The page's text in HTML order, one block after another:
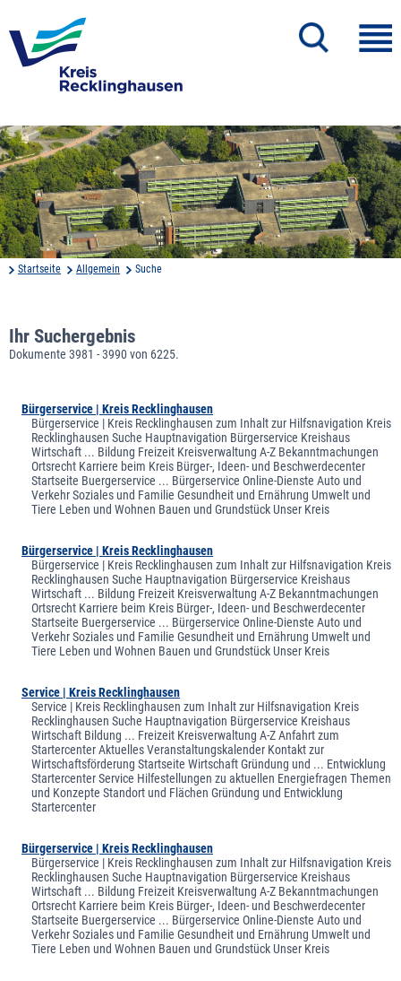
Startseite Allgemein Suche
Ihr Suchergebnis
Dokumente 3981 - 3990 von 6225.
Bürgerservice | Kreis Recklinghausen
Bürgerservice | Kreis Recklinghausen zum Inhalt zur Hilfsnavigation Kreis
Recklinghausen Suche Hauptnavigation Bürgerservice Kreishaus
Wirtschaft ... Bildung Freizeit Kreisverwaltung A-Z Bekanntmachungen
Ortsrecht Karriere beim Kreis Bürger-, Ideen- und Beschwerdecenter
Startseite Buergerservice ... Bürgerservice Online-Dienste Auto und
Verkehr Soziales und Familie Gesundheit und Ernährung Umwelt und
Tiere Leben und Wohnen Bauen und Grundstück Unser Kreis
Bürgerservice | Kreis Recklinghausen
Bürgerservice | Kreis Recklinghausen zum Inhalt zur Hilfsnavigation Kreis
Recklinghausen Suche Hauptnavigation Bürgerservice Kreishaus
Wirtschaft ... Bildung Freizeit Kreisverwaltung A-Z Bekanntmachungen
Ortsrecht Karriere beim Kreis Bürger-, Ideen- und Beschwerdecenter
Startseite Buergerservice ... Bürgerservice Online-Dienste Auto und
Verkehr Soziales und Familie Gesundheit und Ernährung Umwelt und
Tiere Leben und Wohnen Bauen und Grundstück Unser Kreis
Service | Kreis Recklinghausen
Service | Kreis Recklinghausen zum Inhalt zur Hilfsnavigation Kreis
Recklinghausen Suche Hauptnavigation Bürgerservice Kreishaus
Wirtschaft Bildung ... Freizeit Kreisverwaltung A-Z Anfahrt zum
Startercenter Aktuelles Veranstaltungskalender Kontakt zur
Wirtschaftsförderung Startseite Wirtschaft Gründung und ... Entwicklung
Startercenter Service Hilfestellungen zu aktuellen Energiefragen Themen
und Konzepte Standort und Flächen Gründung und Entwicklung
Startercenter
Bürgerservice | Kreis Recklinghausen
Bürgerservice | Kreis Recklinghausen zum Inhalt zur Hilfsnavigation Kreis
Recklinghausen Suche Hauptnavigation Bürgerservice Kreishaus
Wirtschaft ... Bildung Freizeit Kreisverwaltung A-Z Bekanntmachungen
Ortsrecht Karriere beim Kreis Bürger-, Ideen- und Beschwerdecenter
Startseite Buergerservice ... Bürgerservice Online-Dienste Auto und
Verkehr Soziales und Familie Gesundheit und Ernährung Umwelt und
Tiere Leben und Wohnen Bauen und Grundstück Unser Kreis